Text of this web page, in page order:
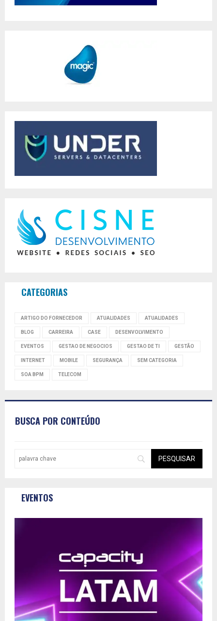
CATEGORIAS
ARTIGO DO FORNECEDOR ATUALIDADES ATUALIDADES
BLOG CARREIRA CASE DESENVOLVIMENTO
EVENTOS GESTAO DE NEGOCIOS GESTAO DE TI GESTÃO
INTERNET MOBILE SEGURANÇA SEM CATEGORIA
SOA BPM TELECOM
BUSCA POR CONTEÚDO
EVENTOS